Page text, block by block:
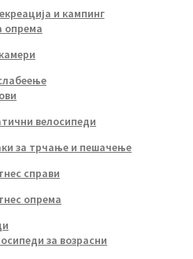
и кампинг
опрема
велосипеди
за трчање и пешачење
справи
опрема
за возрасни